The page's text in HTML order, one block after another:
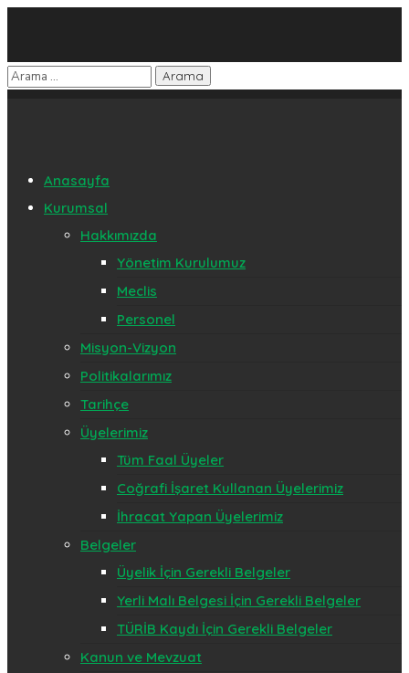
Anasayfa
Kurumsal
Hakkımızda
Yönetim Kurulumuz
Meclis
Personel
Misyon-Vizyon
Politikalarımız
Tarihçe
Üyelerimiz
Tüm Faal Üyeler
Coğrafi İşaret Kullanan Üyelerimiz
İhracat Yapan Üyelerimiz
Belgeler
Üyelik İçin Gerekli Belgeler
Yerli Malı Belgesi İçin Gerekli Belgeler
TÜRİB Kaydı İçin Gerekli Belgeler
Kanun ve Mevzuat